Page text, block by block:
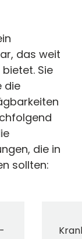
das weit
Sie
die
die in
sollten: